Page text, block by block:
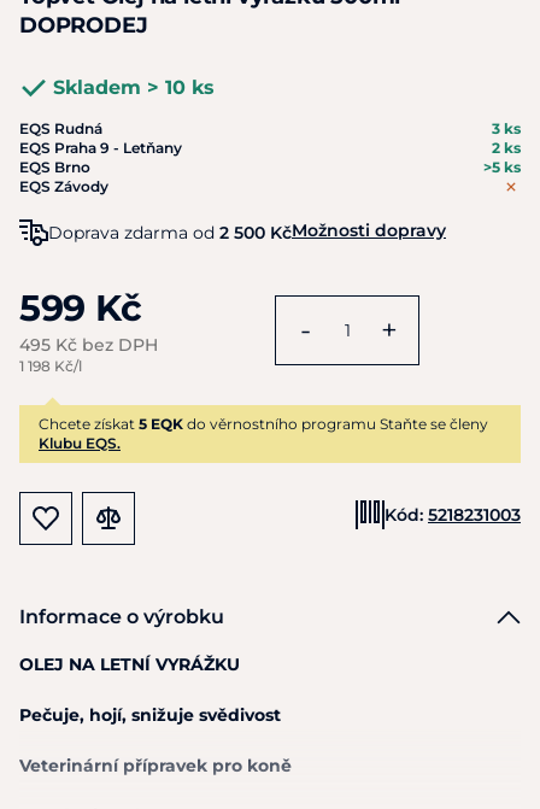
DOPRODEJ
Skladem > 10 ks
EQS Rudná
3 ks
EQS Praha 9 - Letňany
2 ks
EQS Brno
>5 ks
EQS Závody
Doprava zdarma od 2 500 KčMožnosti dopravy
599 Kč
495 Kč bez DPH
1 198 Kč/l
- +
Chcete získat 5 EQK do věrnostního programu Staňte se členy
Klubu EQS.
Kód: 5218231003
Informace o výrobku
OLEJ NA LETNÍ VYRÁŽKU
Pečuje, hojí, snižuje svědivost
Veterinární přípravek pro koně